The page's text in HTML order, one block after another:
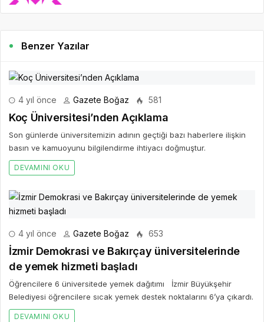
Benzer Yazılar
4 yıl önce Gazete Boğaz 581
Koç Üniversitesi’nden Açıklama
Son günlerde üniversitemizin adının geçtiği bazı haberlere ilişkin
basın ve kamuoyunu bilgilendirme ihtiyacı doğmuştur.
DEVAMINI OKU
4 yıl önce Gazete Boğaz 653
İzmir Demokrasi ve Bakırçay üniversitelerinde
de yemek hizmeti başladı
Öğrencilere 6 üniversitede yemek dağıtımı İzmir Büyükşehir
Belediyesi öğrencilere sıcak yemek destek noktalarını 6’ya çıkardı.
DEVAMINI OKU